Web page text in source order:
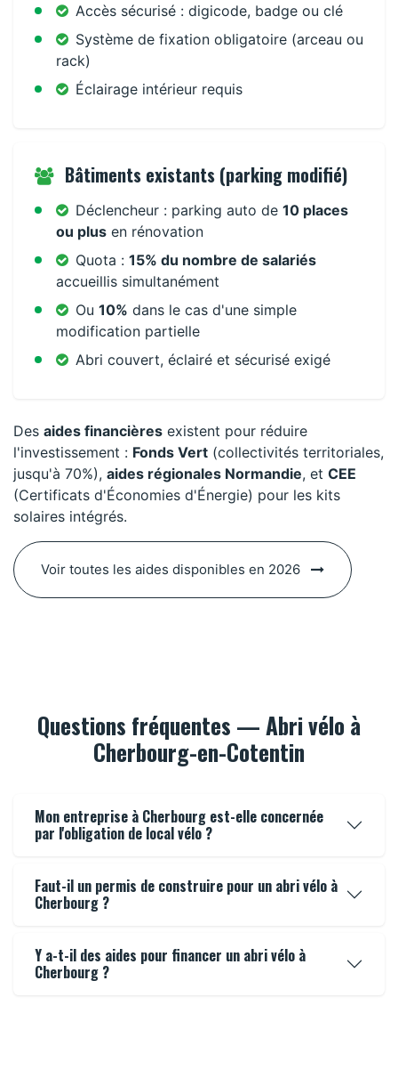
Accès sécurisé : digicode, badge ou clé
Système de fixation obligatoire (arceau ou
rack)
Éclairage intérieur requis
Bâtiments existants (parking modifié)
Déclencheur : parking auto de 10 places
ou plus en rénovation
Quota : 15% du nombre de salariés
accueillis simultanément
Ou 10% dans le cas d'une simple
modification partielle
Abri couvert, éclairé et sécurisé exigé
Des aides financières existent pour réduire
l'investissement : Fonds Vert (collectivités territoriales,
jusqu'à 70%), aides régionales Normandie, et CEE
(Certificats d'Économies d'Énergie) pour les kits
solaires intégrés.
Voir toutes les aides disponibles en 2026
Questions fréquentes — Abri vélo à
Cherbourg-en-Cotentin
Mon entreprise à Cherbourg est-elle concernée
par l'obligation de local vélo ?
Faut-il un permis de construire pour un abri vélo à
Cherbourg ?
Y a-t-il des aides pour financer un abri vélo à
Cherbourg ?